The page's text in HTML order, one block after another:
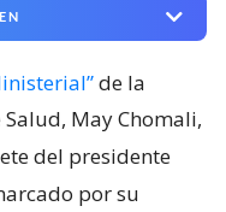
de la
May Chomali,
del presidente
por su